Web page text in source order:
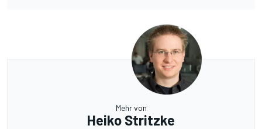
Mehr von
Heiko Stritzke